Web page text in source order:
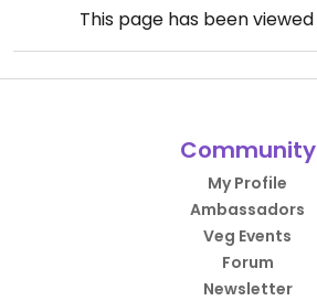
This page has been viewed
Community
My Profile
Ambassadors
Veg Events
Forum
Newsletter